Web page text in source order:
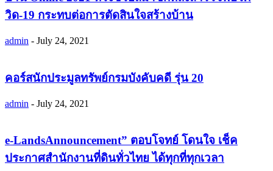
วิด-19 กระทบต่อการตัดสินใจสร้างบ้าน
admin - July 24, 2021
คอร์สนักประมูลทรัพย์กรมบังคับคดี รุ่น 20
admin - July 24, 2021
e-LandsAnnouncement” ตอบโจทย์ โดนใจ เช็ค
ประกาศสำนักงานที่ดินทั่วไทย ได้ทุกที่ทุกเวลา